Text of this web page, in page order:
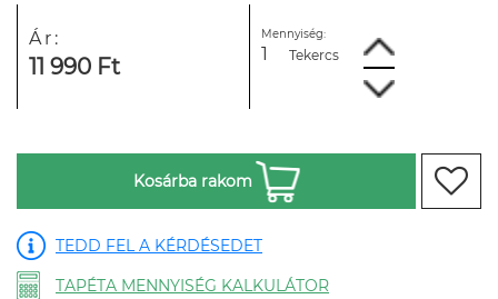
Ár:
11 990 Ft
Mennyiség:
Tekercs
Kosárba rakom
TEDD FEL A KÉRDÉSEDET
TAPÉTA MENNYISÉG KALKULÁTOR